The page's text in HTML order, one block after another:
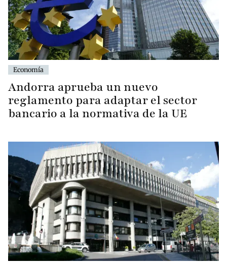
Economía
Andorra aprueba un nuevo
reglamento para adaptar el sector
bancario a la normativa de la UE